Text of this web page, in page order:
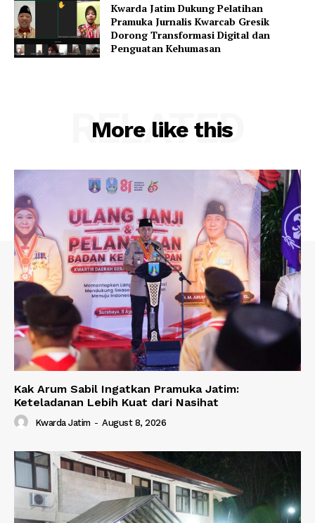
Kwarda Jatim Dukung Pelatihan
Pramuka Jurnalis Kwarcab Gresik
Dorong Transformasi Digital dan
Penguatan Kehumasan
More like this
RELATED
Kak Arum Sabil Ingatkan Pramuka Jatim:
Keteladanan Lebih Kuat dari Nasihat
Kwarda Jatim - August 8, 2026